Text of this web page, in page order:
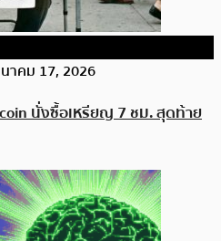
าคม 17, 2026
นั่งซื้อเหรียญ 7 ชม. สุดท้าย